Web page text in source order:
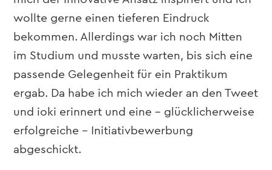
wollte gerne einen tieferen Eindruck
bekommen. Allerdings war ich noch Mitten
im Studium und musste warten, bis sich eine
passende Gelegenheit für ein Praktikum
ergab. Da habe ich mich wieder an den Tweet
und ioki erinnert und eine – glücklicherweise
erfolgreiche – Initiativbewerbung
abgeschickt.